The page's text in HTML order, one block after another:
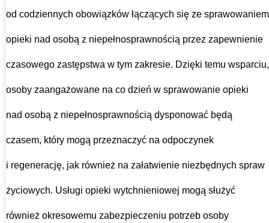
od codziennych obowiązków łączących się ze sprawowaniem
opieki nad osobą z niepełnosprawnością przez zapewnienie
czasowego zastępstwa w tym zakresie. Dzięki temu wsparciu,
osoby zaangażowane na co dzień w sprawowanie opieki
nad osobą z niepełnosprawnością dysponować będą
czasem, który mogą przeznaczyć na odpoczynek
i regenerację, jak również na załatwienie niezbędnych spraw
życiowych. Usługi opieki wytchnieniowej mogą służyć
również okresowemu zabezpieczeniu potrzeb osoby